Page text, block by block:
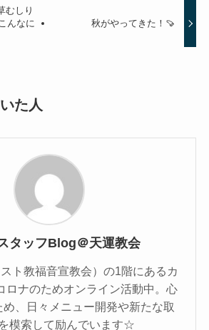
むしり
んなに
秋がやってきた！🍠
た人
タッフBlog＠天運教会
ト教福音宣教会）の1階にあるカ
ロナのためオンライン活動中。心
め、日々メニュー開発や新たな取
模索して励んでいます☆